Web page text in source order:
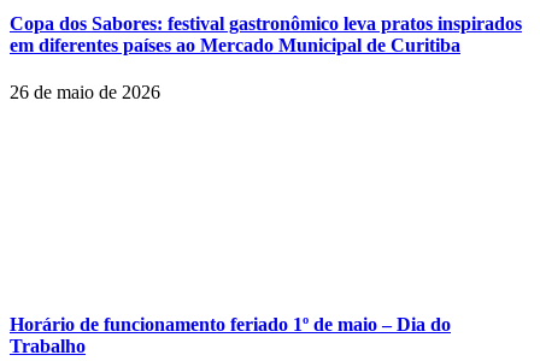
Copa dos Sabores: festival gastronômico leva pratos inspirados
em diferentes países ao Mercado Municipal de Curitiba
26 de maio de 2026
Horário de funcionamento feriado 1º de maio – Dia do
Trabalho